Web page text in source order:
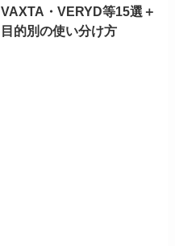
VAXTA・VERYD等15選＋
目的別の使い分け方